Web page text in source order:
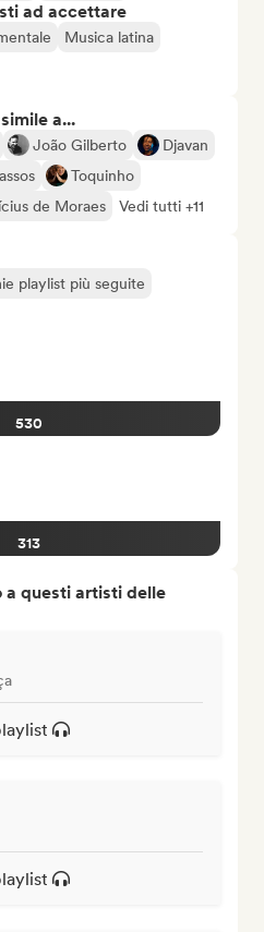
ad accettare
Musica latina
a...
João Gilberto
Djavan
Toquinho
de Moraes Vedi tutti +11
playlist più seguite
530
313
a questi artisti delle